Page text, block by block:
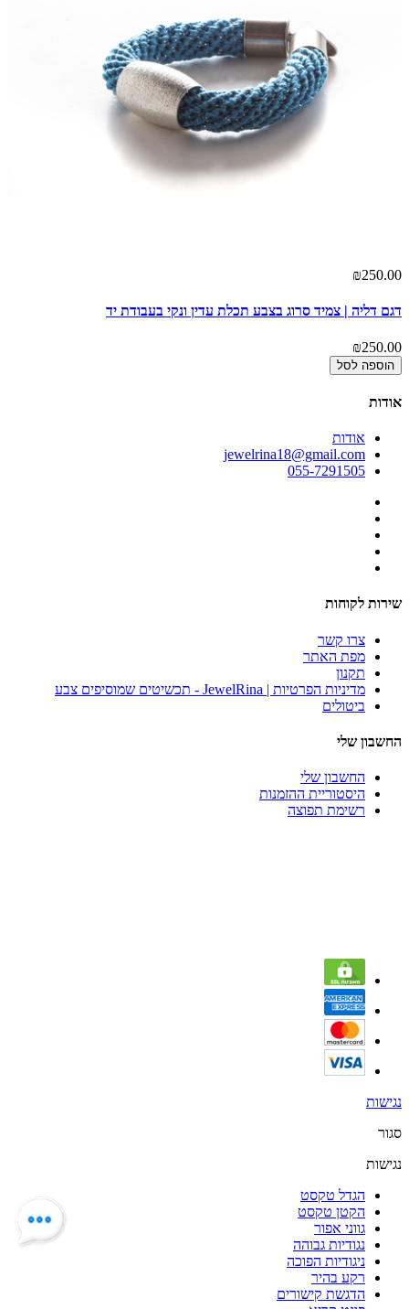
₪250.00
דגם דליה | צמיד סרוג בצבע תכלת עדין ונקי בעבודת יד
₪250.00
הוספה לסל
אודות
אודות
jewelrina18@gmail.com
055-7291505
שירות לקוחות
צרו קשר
מפת האתר
תקנון
מדיניות הפרטיות | JewelRina - תכשיטים שמוסיפים צבע
ביטולים
החשבון שלי
החשבון שלי
היסטוריית ההזמנות
רשימת תפוצה
נגישות
סגור
נגישות
הגדל טקסט
הקטן טקסט
גווני אפור
נגודיות גבוהה
ניגודיות הפוכה
רקע בהיר
הדגשת קישורים